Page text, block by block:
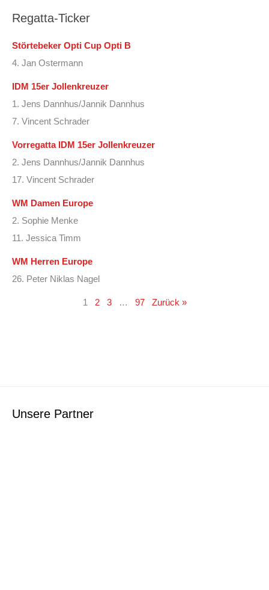
Regatta-Ticker
Störtebeker Opti Cup Opti B
4. Jan Ostermann
IDM 15er Jollenkreuzer
1. Jens Dannhus/Jannik Dannhus
7. Vincent Schrader
Vorregatta IDM 15er Jollenkreuzer
2. Jens Dannhus/Jannik Dannhus
17. Vincent Schrader
WM Damen Europe
2. Sophie Menke
11. Jessica Timm
WM Herren Europe
26. Peter Niklas Nagel
1 2 3 … 97 Zurück »
Unsere Partner